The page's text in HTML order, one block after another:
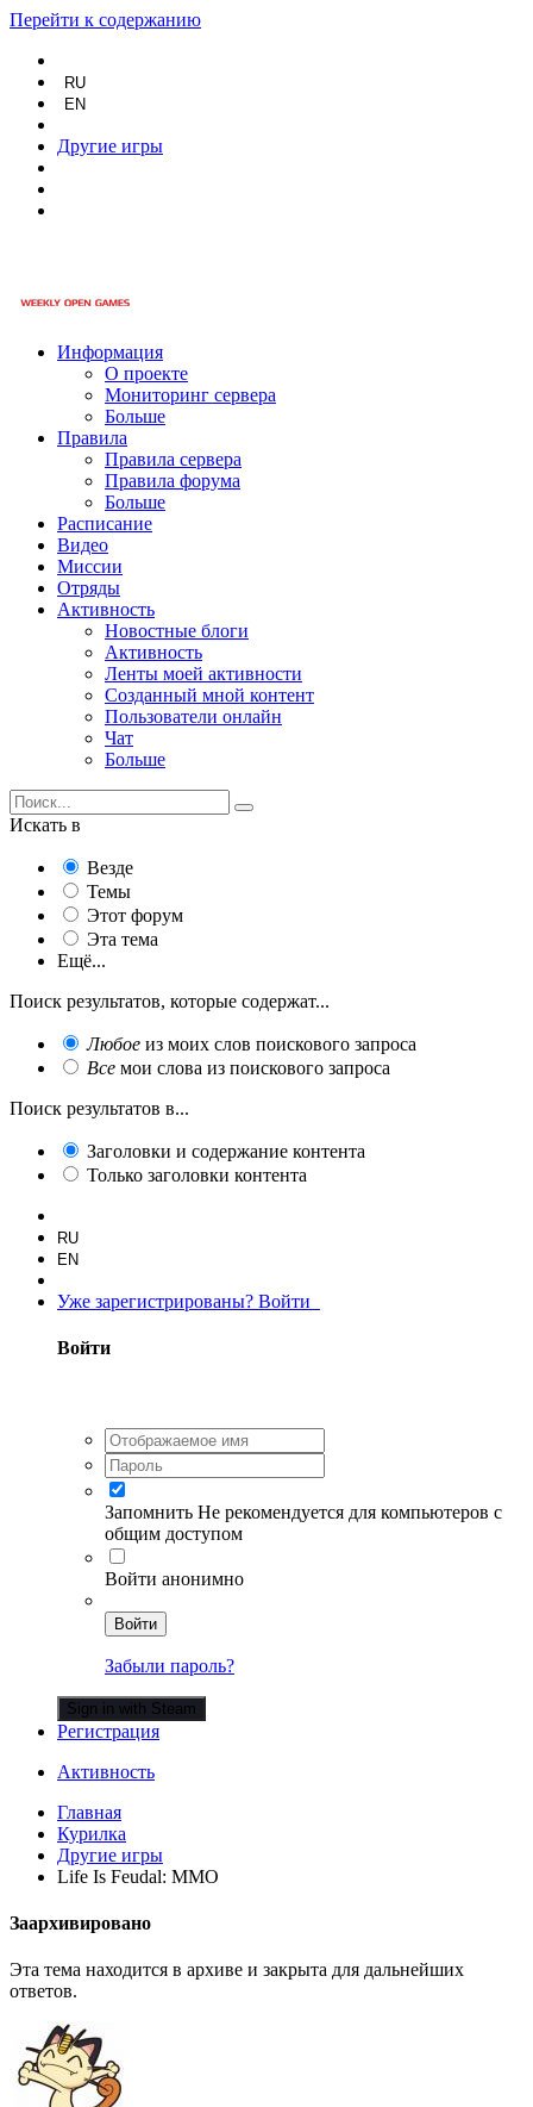
Перейти к содержанию
RU
EN
Другие игры
Информация
О проекте
Мониторинг сервера
Больше
Правила
Правила сервера
Правила форума
Больше
Расписание
Видео
Миссии
Отряды
Активность
Новостные блоги
Активность
Ленты моей активности
Созданный мной контент
Пользователи онлайн
Чат
Больше
Искать в
Везде
Темы
Этот форум
Эта тема
Ещё...
Поиск результатов, которые содержат...
Любое из моих слов поискового запроса
Все мои слова из поискового запроса
Поиск результатов в...
Заголовки и содержание контента
Только заголовки контента
RU
EN
Уже зарегистрированы? Войти
Войти
Запомнить Не рекомендуется для компьютеров с
общим доступом
Войти анонимно
Войти
Забыли пароль?
Sign in with Steam
Регистрация
Активность
Главная
Курилка
Другие игры
Life Is Feudal: MMO
Заархивировано
Эта тема находится в архиве и закрыта для дальнейших
ответов.